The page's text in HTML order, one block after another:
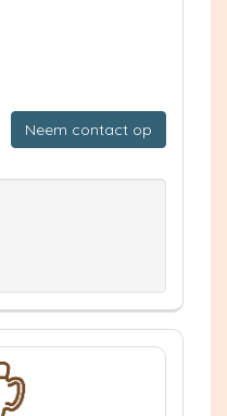
Neem contact op